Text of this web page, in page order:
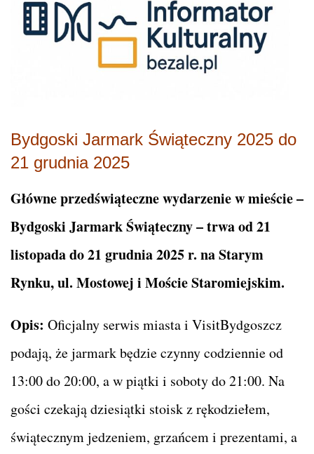
Bydgoski Jarmark Świąteczny 2025 do
21 grudnia 2025
Główne przedświąteczne wydarzenie w mieście –
Bydgoski Jarmark Świąteczny – trwa od 21
listopada do 21 grudnia 2025 r. na Starym
Rynku, ul. Mostowej i Moście Staromiejskim.
Opis: Oficjalny serwis miasta i VisitBydgoszcz
podają, że jarmark będzie czynny codziennie od
13:00 do 20:00, a w piątki i soboty do 21:00. Na
gości czekają dziesiątki stoisk z rękodziełem,
świątecznym jedzeniem, grzańcem i prezentami, a